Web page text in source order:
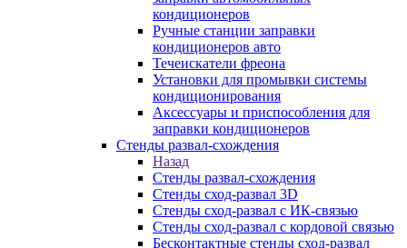
кондиционеров
Ручные станции заправки
кондиционеров авто
Течеискатели фреона
Установки для промывки системы
кондиционирования
Аксессуары и приспособления для
заправки кондиционеров
Стенды развал-схождения
Назад
Стенды развал-схождения
Стенды сход-развал 3D
Стенды сход-развал с ИК-связью
Стенды сход-развал с кордовой связью
Бесконтактные стенды сход-развал